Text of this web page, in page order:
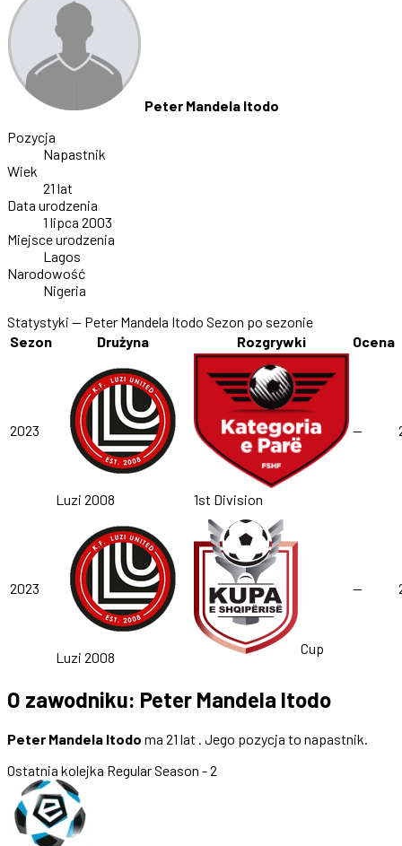
Peter Mandela Itodo
Pozycja
Napastnik
Wiek
21 lat
Data urodzenia
1 lipca 2003
Miejsce urodzenia
Lagos
Narodowość
Nigeria
Statystyki — Peter Mandela Itodo Sezon po sezonie
Sezon
Drużyna Rozgrywki Ocena
2023
Luzi 2008 1st Division
—
2023
Luzi 2008
Cup
—
O zawodniku: Peter Mandela Itodo
Peter Mandela Itodo ma 21 lat . Jego pozycja to napastnik.
Ostatnia kolejka Regular Season - 2